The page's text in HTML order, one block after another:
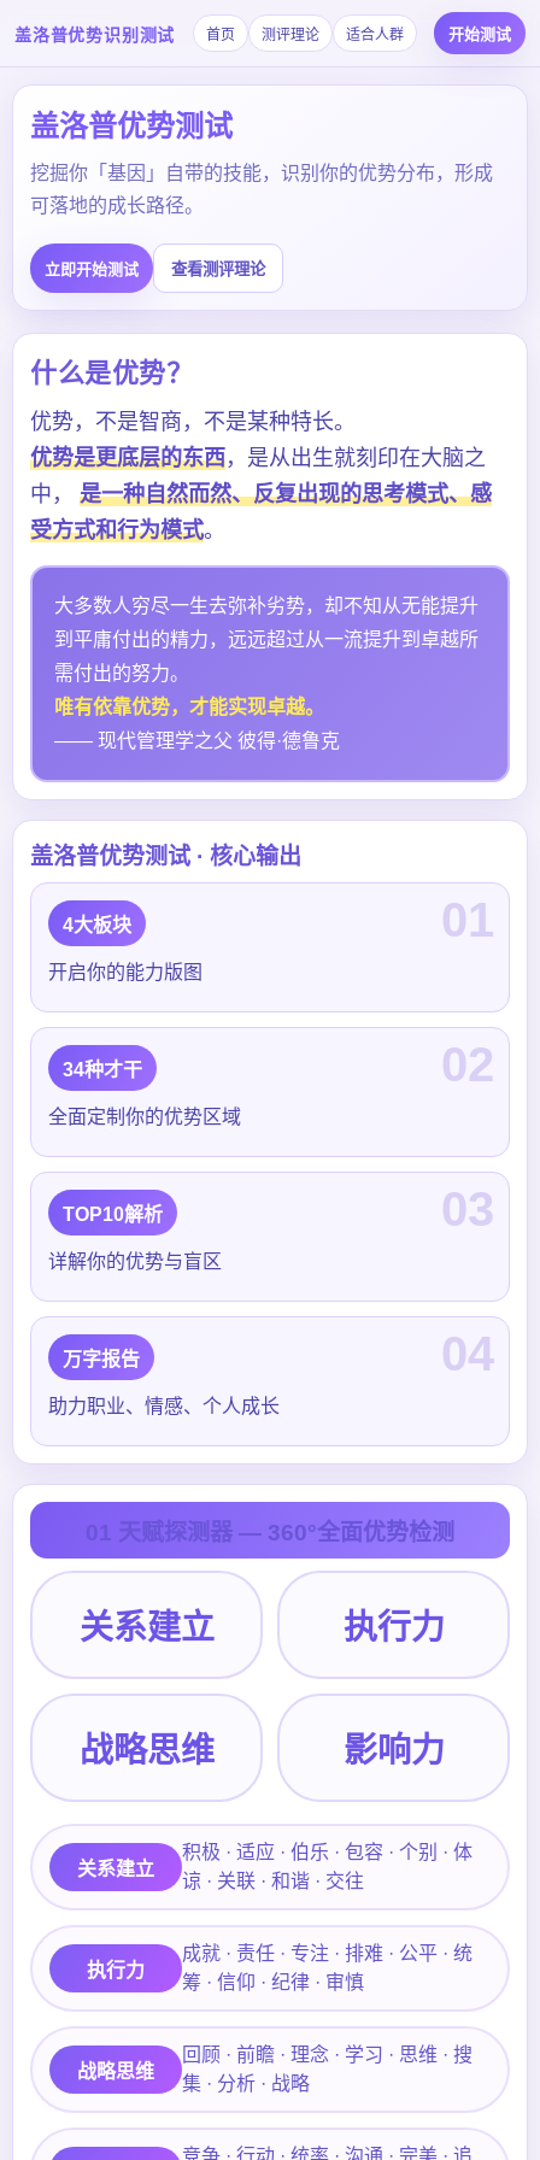
盖洛普优势识别测试 首页 测评理论 适合人群 开始测试
盖洛普优势测试
挖掘你「基因」自带的技能，识别你的优势分布，形成
可落地的成长路径。
立即开始测试 查看测评理论
什么是优势？
优势，不是智商，不是某种特长。
优势是更底层的东西，是从出生就刻印在大脑之
中， 是一种自然而然、反复出现的思考模式、感
受方式和行为模式。
大多数人穷尽一生去弥补劣势，却不知从无能提升
到平庸付出的精力，远远超过从一流提升到卓越所
需付出的努力。
唯有依靠优势，才能实现卓越。
—— 现代管理学之父 彼得·德鲁克
盖洛普优势测试 · 核心输出
01
4大板块
开启你的能力版图
02
34种才干
全面定制你的优势区域
03
TOP10解析
详解你的优势与盲区
04
万字报告
助力职业、情感、个人成长
01 天赋探测器 — 360°全面优势检测
关系建立 执行力
战略思维 影响力
关系建立
积极 · 适应 · 伯乐 · 包容 · 个别 · 体
谅 · 关联 · 和谐 · 交往
执行力
成就 · 责任 · 专注 · 排难 · 公平 · 统
筹 · 信仰 · 纪律 · 审慎
战略思维
回顾 · 前瞻 · 理念 · 学习 · 思维 · 搜
集 · 分析 · 战略
竞争 · 行动 · 统率 · 沟通 · 完美 · 追